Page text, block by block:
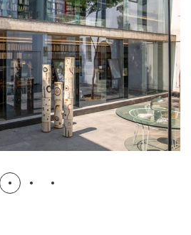
VIVIENDA